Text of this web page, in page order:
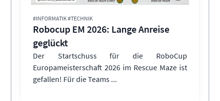
#INFORMATIK #TECHNIK
Robocup EM 2026: Lange Anreise
geglückt
Der Startschuss für die RoboCup
Europameisterschaft 2026 im Rescue Maze ist
gefallen! Für die Teams ...